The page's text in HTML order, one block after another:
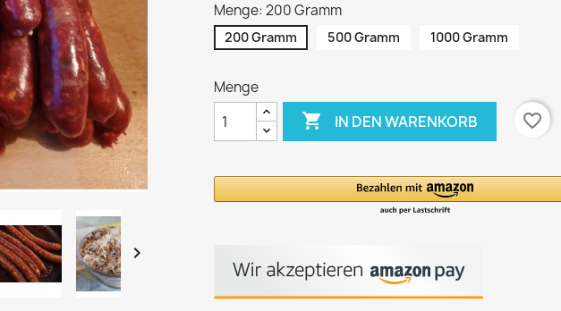

Menge: 200 Gramm
200 Gramm 500 Gramm 1000 Gramm
Menge
 IN DEN WARENKORB favorite_border